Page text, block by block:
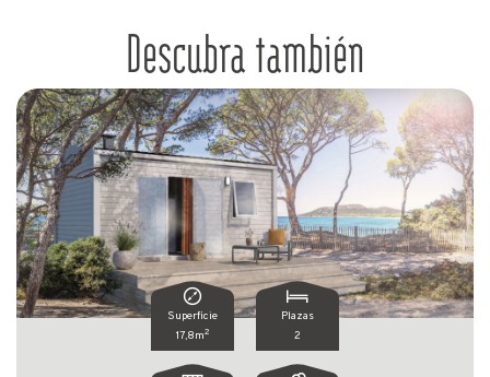
Descubra también
Superficie
17,8m2
Plazas
2